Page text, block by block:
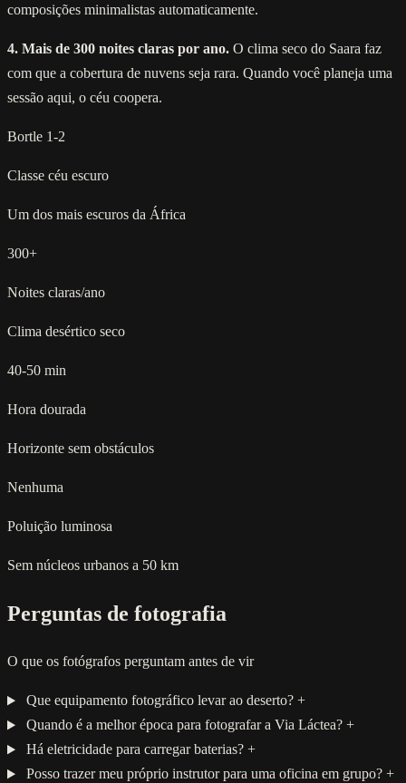
composições minimalistas automaticamente.
4. Mais de 300 noites claras por ano. O clima seco do Saara faz
com que a cobertura de nuvens seja rara. Quando você planeja uma
sessão aqui, o céu coopera.
Bortle 1-2
Classe céu escuro
Um dos mais escuros da África
300+
Noites claras/ano
Clima desértico seco
40-50 min
Hora dourada
Horizonte sem obstáculos
Nenhuma
Poluição luminosa
Sem núcleos urbanos a 50 km
Perguntas de fotografia
O que os fotógrafos perguntam antes de vir
Que equipamento fotográfico levar ao deserto? +
Quando é a melhor época para fotografar a Via Láctea? +
Há eletricidade para carregar baterias? +
Posso trazer meu próprio instrutor para uma oficina em grupo? +